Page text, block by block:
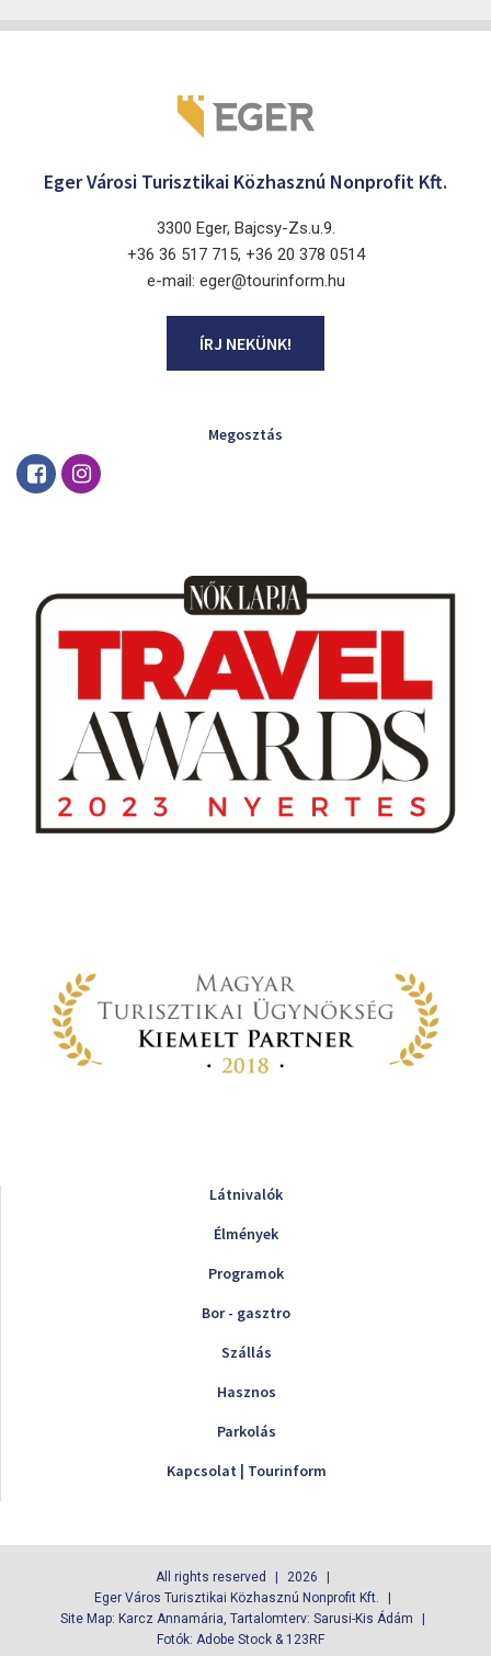
Eger Városi Turisztikai Közhasznú Nonprofit Kft.
3300 Eger, Bajcsy-Zs.u.9.
+36 36 517 715, +36 20 378 0514
e-mail: eger@tourinform.hu
ÍRJ NEKÜNK!
Megosztás
Látnivalók
Élmények
Programok
Bor - gasztro
Szállás
Hasznos
Parkolás
Kapcsolat | Tourinform
All rights reserved
2026
Eger Város Turisztikai Közhasznú Nonprofit Kft.
Site Map: Karcz Annamária, Tartalomterv: Sarusi-Kis Ádám
Fotók: Adobe Stock & 123RF